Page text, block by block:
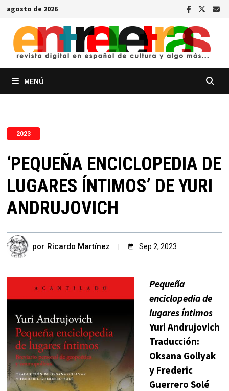
Saltar
contenido
agosto de 2026
MENÚ
2023
‘PEQUEÑA ENCICLOPEDIA DE
LUGARES ÍNTIMOS’ DE YURI
ANDRUJOVICH
por Ricardo Martínez Sep 2, 2023
Pequeña
enciclopedia de
lugares íntimos
Yuri Andrujovich
Traducción:
Oksana Gollyak
y Frederic
Guerrero Solé